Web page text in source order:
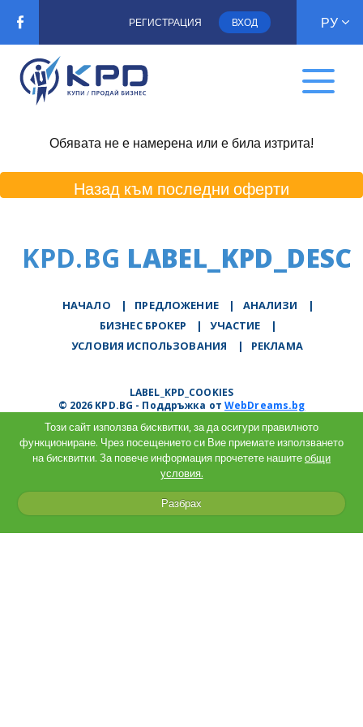
РЕГИСТРАЦИЯ ВХОД РУ
Обявата не е намерена или е била изтрита!
Назад към последни оферти
KPD.BG LABEL_KPD_DESC
НАЧАЛО | ПРЕДЛОЖЕНИЕ | АНАЛИЗИ
|
БИЗНЕС БРОКЕР
| УЧАСТИЕ
|
УСЛОВИЯ ИСПОЛЬЗОВАНИЯ
| РЕКЛАМА
LABEL_KPD_COOKIES
© 2026 KPD.BG - Поддръжка отWebDreams.bg
Този сайт използва бисквитки, за да осигури правилното
функциониране. Чрез посещението си Вие приемате използването
на бисквитки. За повече информация прочетете нашитеобщи
условия.
Разбрах